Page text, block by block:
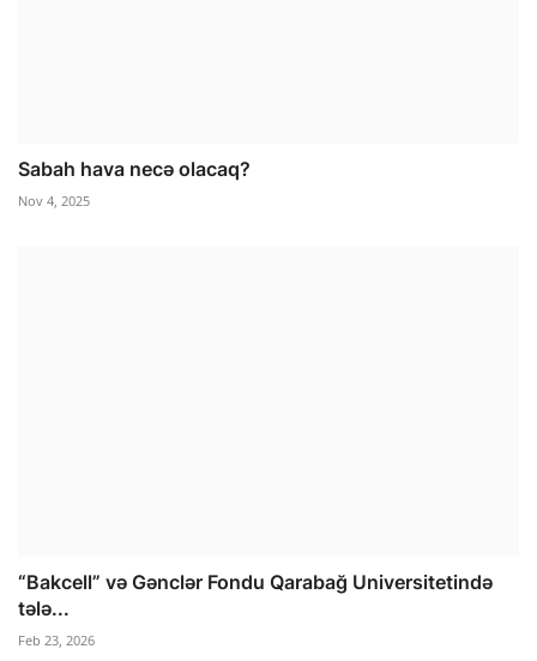
Sabah hava necə olacaq?
Nov 4, 2025
“Bakcell” və Gənclər Fondu Qarabağ Universitetində
tələ...
Feb 23, 2026